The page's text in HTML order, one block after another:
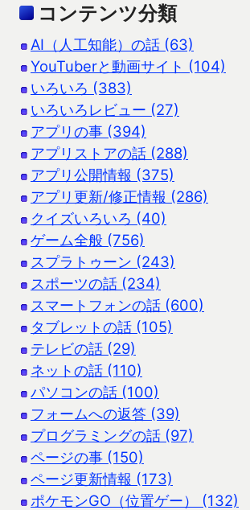
コンテンツ分類
AI（人工知能）の話 (63)
YouTuberと動画サイト (104)
いろいろ (383)
いろいろレビュー (27)
アプリの事 (394)
アプリストアの話 (288)
アプリ公開情報 (375)
アプリ更新/修正情報 (286)
クイズいろいろ (40)
ゲーム全般 (756)
スプラトゥーン (243)
スポーツの話 (234)
スマートフォンの話 (600)
タブレットの話 (105)
テレビの話 (29)
ネットの話 (110)
パソコンの話 (100)
フォームへの返答 (39)
プログラミングの話 (97)
ページの事 (150)
ページ更新情報 (173)
ポケモンGO（位置ゲー） (132)